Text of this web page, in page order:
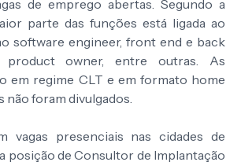
de emprego abertas. Segundo a
parte das funções está ligada ao
software engineer, front end e back
product owner, entre outras. As
em regime CLT e em formato home
não foram divulgados.
vagas presenciais nas cidades de
posição de Consultor de Implantação